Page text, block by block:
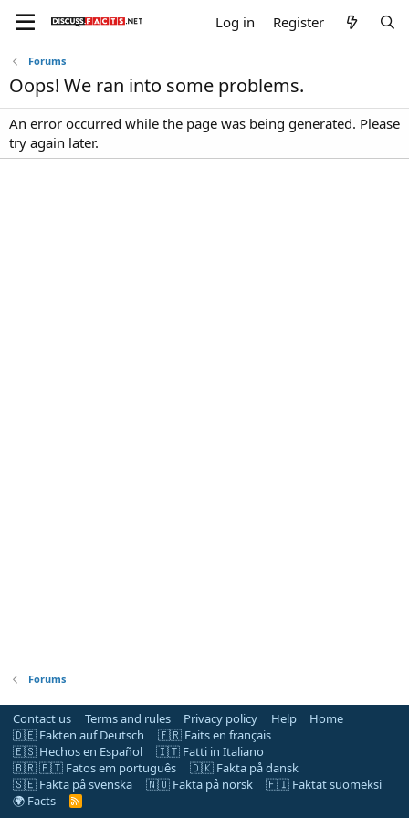
Log in Register
Forums
Oops! We ran into some problems.
An error occurred while the page was being generated. Please
try again later.
Forums
Contact us Terms and rules Privacy policy Help
Home
🇩🇪 Fakten auf Deutsch
🇫🇷 Faits en français
🇪🇸 Hechos en Español
🇮🇹 Fatti in Italiano
🇧🇷 🇵🇹 Fatos em português
🇩🇰 Fakta på dansk
🇸🇪 Fakta på svenska
🇳🇴 Fakta på norsk
🇫🇮 Faktat suomeksi
🌍 Facts
R